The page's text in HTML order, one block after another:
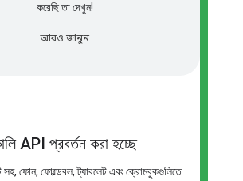
করেছি তা দেখুন!
আরও জানুন
API প্রবর্তন করা হচ্ছে
সহ, ফোন, ফোল্ডেবল, ট্যাবলেট এবং ক্রোমবুকগুলিতে